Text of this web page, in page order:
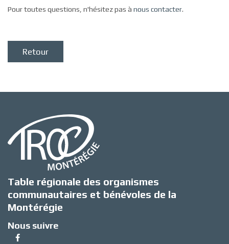
Pour toutes questions, n'hésitez pas à nous contacter.
Retour
Table régionale des organismes
communautaires et bénévoles de la
Montérégie
Nous suivre